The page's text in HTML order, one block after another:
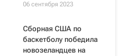
06 сентября 2023
Сборная США по
баскетболу победила
новозеландцев на